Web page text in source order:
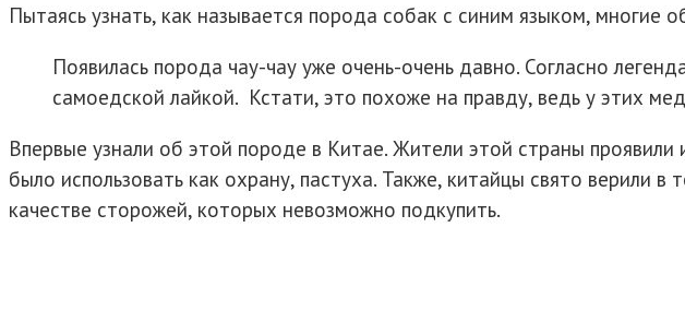
Пытаясь узнать, как называется порода собак с синим языком,
Появилась порода чау-чау уже очень-очень давно. Согласно
самоедской лайкой. Кстати, это похоже на правду, ведь у этих
Впервые узнали об этой породе в Китае. Жители этой страны
было использовать как охрану, пастуха. Также, китайцы свято верили
качестве сторожей, которых невозможно подкупить.